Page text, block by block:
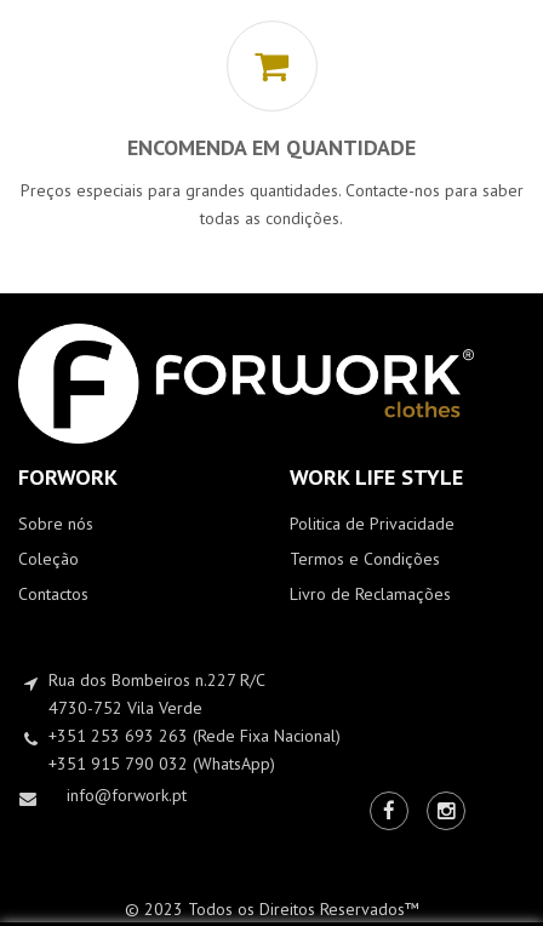
ENCOMENDA EM QUANTIDADE
Preços especiais para grandes quantidades. Contacte-nos para saber
todas as condições.
FORWORK
Sobre nós
Coleção
Contactos
WORK LIFE STYLE
Politica de Privacidade
Termos e Condições
Livro de Reclamações
Rua dos Bombeiros n.227 R/C
4730-752 Vila Verde
+351 253 693 263 (Rede Fixa Nacional)
+351 915 790 032 (WhatsApp)
info@forwork.pt
© 2023 Todos os Direitos Reservados™